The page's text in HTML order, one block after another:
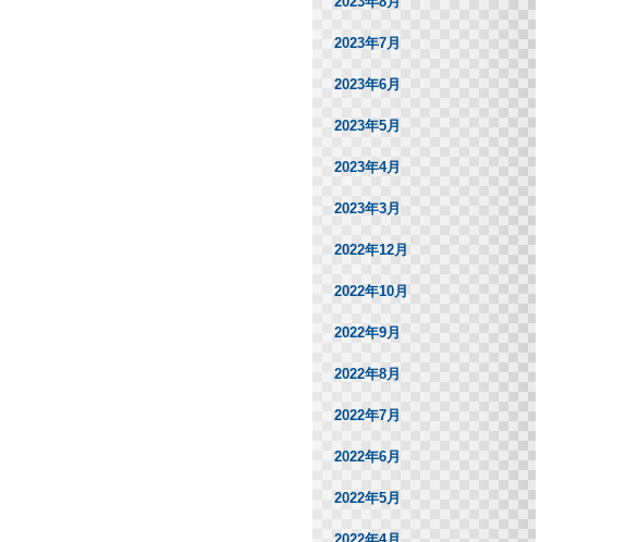
2023年7月
2023年6月
2023年5月
2023年4月
2023年3月
2022年12月
2022年10月
2022年9月
2022年8月
2022年7月
2022年6月
2022年5月